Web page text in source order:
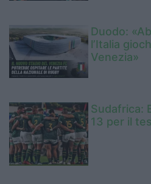
Duodo:
l’Italia
Venezia»
Sudafrica:
13 per il